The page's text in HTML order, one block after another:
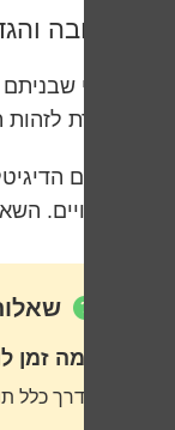
הרחבה
אחרי
אומרת
העולם
לשינויים.
כמה זמן
בדרך כלל תוצאות ראשוניות נראות תוך